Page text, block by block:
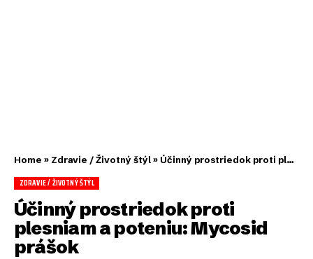
Home » Zdravie / Životný štýl» Účinný prostriedok proti plesniam a poteniu: Mycosid prášok
ZDRAVIE / ŽIVOTNÝ ŠTÝL
Účinný prostriedok proti
plesniam a poteniu: Mycosid
prášok